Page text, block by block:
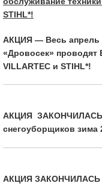
АКЦИЯ — Весь апрель
«Дровосек»
VILLARTEC и STIHL*!
АКЦИЯ ЗАКОНЧИЛАСЬ
снегоуборщиков зима
АКЦИЯ ЗАКОНЧИЛАСЬ